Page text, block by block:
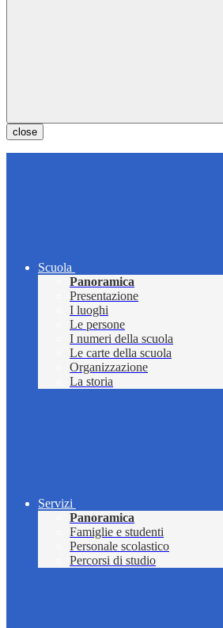
close
Scuola
Panoramica
Presentazione
I luoghi
Le persone
I numeri della scuola
Le carte della scuola
Organizzazione
La storia
Servizi
Panoramica
Famiglie e studenti
Personale scolastico
Percorsi di studio